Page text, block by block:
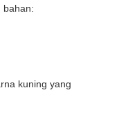
bahan:
kuning yang